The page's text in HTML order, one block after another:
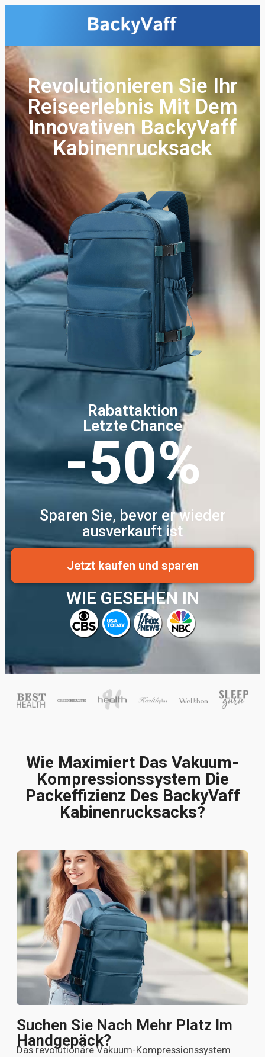
Revolutionieren Sie Ihr
Reiseerlebnis Mit Dem
Innovativen BackyVaff
Kabinenrucksack
Rabattaktion
Letzte Chance
-50%
Sparen Sie, bevor er wieder
ausverkauft ist
Jetzt kaufen und sparen
WIE GESEHEN IN
Wie Maximiert Das Vakuum-
Kompressionssystem Die
Packeffizienz Des BackyVaff
Kabinenrucksacks?
Suchen Sie Nach Mehr Platz Im
Handgepäck?
Das revolutionäre Vakuum-Kompressionssystem